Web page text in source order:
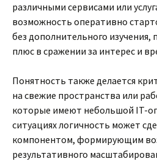
различными сервисами или
возможность оперативно
без дополнительного изучения,
плюс в сражении за интерес и
Понятность также делается
на свежие пространства или
которые имеют небольшой IT-
ситуациях логичность может
компонентом, формирующим
результативного